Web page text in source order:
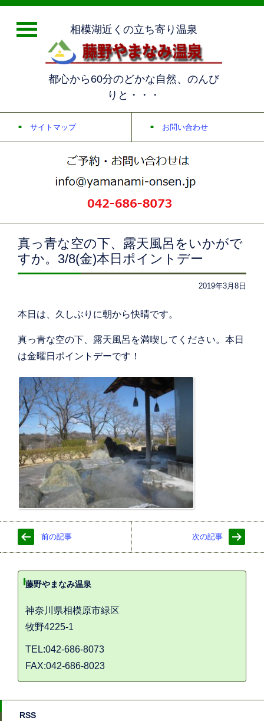
相模湖近くの立ち寄り温泉
都心から60分のどかな自然、のんび
りと・・・
サイトマップ お問い合わせ
真っ青な空の下、露天風呂をいかがで
すか。3/8(金)本日ポイントデー
2019年3月8日
本日は、久しぶりに朝から快晴です。
真っ青な空の下、露天風呂を満喫してください。本日
は金曜日ポイントデーです！
前の記事 次の記事
藤野やまなみ温泉
神奈川県相模原市緑区
牧野4225-1
TEL:042-686-8073
FAX:042-686-8023
RSS